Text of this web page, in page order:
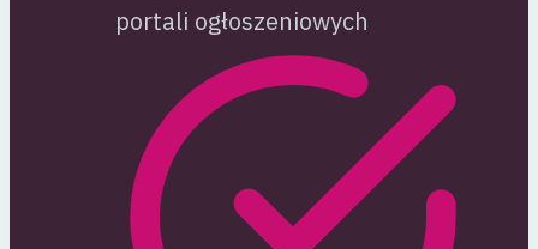
portali ogłoszeniowych